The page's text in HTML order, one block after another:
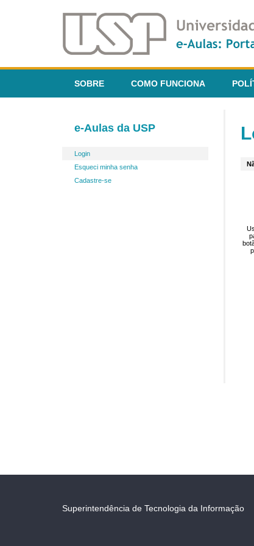
SOBRE COMO FUNCIONA
e-Aulas da USP
Login
Esqueci minha senha
Cadastre-se
Superintendência de Tecnologia da Informação